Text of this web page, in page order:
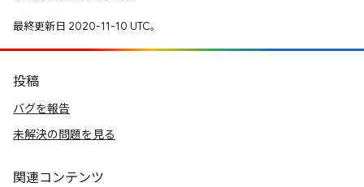
最終更新日 2020-11-10 UTC。
投稿
バグを報告
未解決の問題を見る
関連コンテンツ